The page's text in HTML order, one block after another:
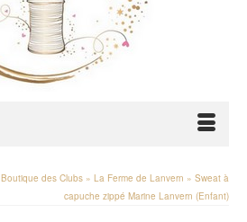
Boutique des Clubs » La Ferme de Lanvern » Sweat à
capuche zippé Marine Lanvern (Enfant)